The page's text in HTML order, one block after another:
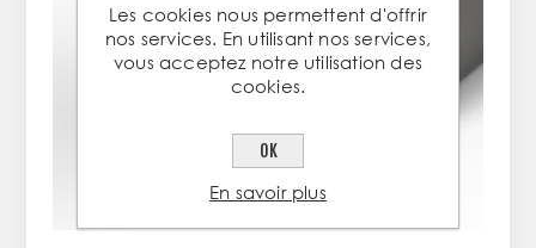
Les cookies nous permettent d'offrir
nos services. En utilisant nos services,
vous acceptez notre utilisation des
cookies.
OK
En savoir plus